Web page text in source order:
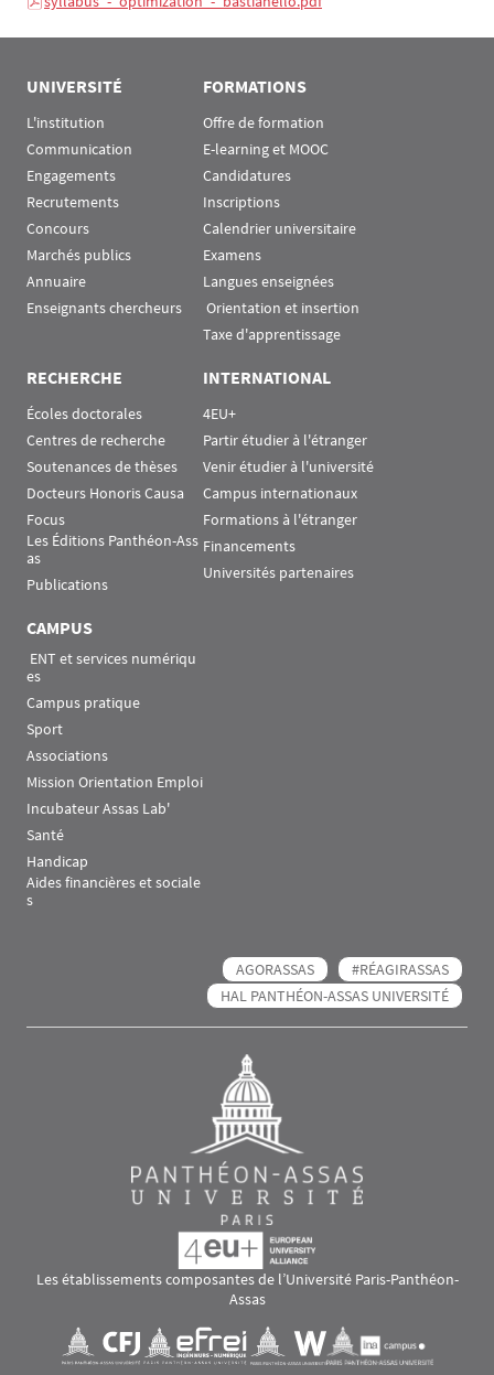
UNIVERSITÉ
L'institution
Communication
Engagements
Recrutements
Concours
Marchés publics
Annuaire
Enseignants chercheurs
FORMATIONS
Offre de formation
E-learning et MOOC
Candidatures
Inscriptions
Calendrier universitaire
Examens
Langues enseignées
Orientation et insertion
Taxe d'apprentissage
RECHERCHE
Écoles doctorales
Centres de recherche
Soutenances de thèses
Docteurs Honoris Causa
Focus
Les Éditions Panthéon-Ass
as
Publications
INTERNATIONAL
4EU+
Partir étudier à l'étranger
Venir étudier à l'université
Campus internationaux
Formations à l'étranger
Financements
Universités partenaires
CAMPUS
es
Campus pratique
Sport
Associations
Mission Orientation Emploi
Incubateur Assas Lab'
Santé
Handicap
Aides financières et sociale
s
AGORASSAS
#RÉAGIRASSAS
HAL PANTHÉON-ASSAS UNIVERSITÉ
Les établissements composantes de l’Université Paris-Panthéon-
Assas
Visuel svgVisuel svg Visuel svgVisuel svg